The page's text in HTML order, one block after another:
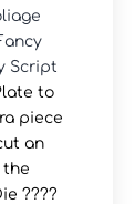
Script
to
piece
an
the
????